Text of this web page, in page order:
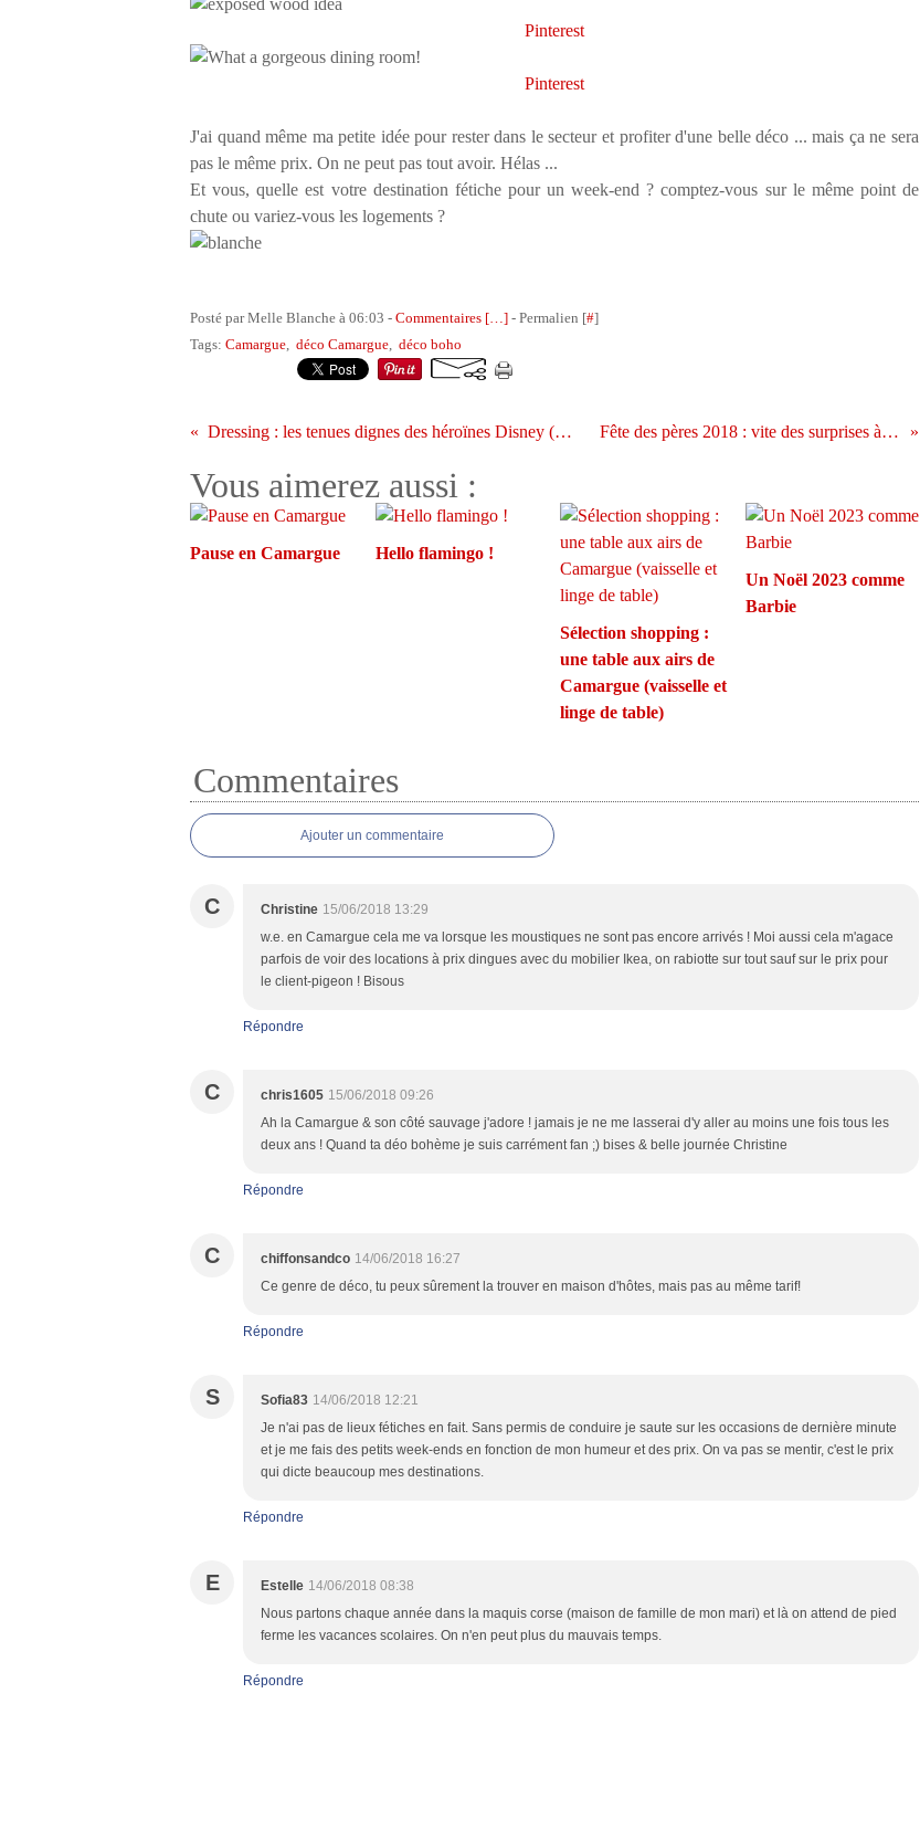
Pinterest
Pinterest
J'ai quand même ma petite idée pour rester dans le secteur et profiter d'une belle déco ... mais ça ne sera
pas le même prix. On ne peut pas tout avoir. Hélas ...
Et vous, quelle est votre destination fétiche pour un week-end ? comptez-vous sur le même point de
chute ou variez-vous les logements ?
Posté par Melle Blanche à 06:03 - Commentaires […] - Permalien [#]
Tags: Camargue, déco Camargue, déco boho
Dressing : les tenues dignes des héroïnes Disney (Disneybound) Fête des pères 2018 : vite des surprises à imprimer !
Vous aimerez aussi :
Pause en Camargue Hello flamingo !
Sélection shopping :
une table aux airs de
Camargue (vaisselle et
linge de table)
Un Noël 2023 comme
Barbie
Commentaires
Ajouter un commentaire
C Christine 15/06/2018 13:29
w.e. en Camargue cela me va lorsque les moustiques ne sont pas encore arrivés ! Moi aussi cela m'agace
parfois de voir des locations à prix dingues avec du mobilier Ikea, on rabiotte sur tout sauf sur le prix pour
le client-pigeon ! Bisous
Répondre
C chris1605 15/06/2018 09:26
Ah la Camargue & son côté sauvage j'adore ! jamais je ne me lasserai d'y aller au moins une fois tous les
deux ans ! Quand ta déo bohème je suis carrément fan ;) bises & belle journée Christine
Répondre
C chiffonsandco 14/06/2018 16:27
Ce genre de déco, tu peux sûrement la trouver en maison d'hôtes, mais pas au même tarif!
Répondre
S Sofia83 14/06/2018 12:21
Je n'ai pas de lieux fétiches en fait. Sans permis de conduire je saute sur les occasions de dernière minute
et je me fais des petits week-ends en fonction de mon humeur et des prix. On va pas se mentir, c'est le prix
qui dicte beaucoup mes destinations.
Répondre
E Estelle 14/06/2018 08:38
Nous partons chaque année dans la maquis corse (maison de famille de mon mari) et là on attend de pied
ferme les vacances scolaires. On n'en peut plus du mauvais temps.
Répondre